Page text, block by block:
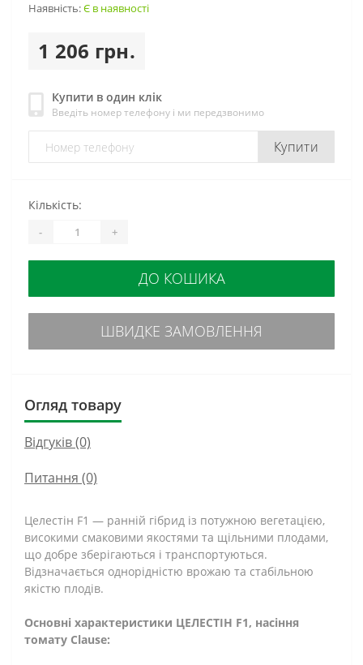
Наявність:Є в наявності
1 206 грн.
Купити в один клік
Введіть номер телефону і ми передзвонимо
Купити
Кількість:
- +
ДО КОШИКА
ШВИДКЕ ЗАМОВЛЕННЯ
Огляд товару
Відгуків (0)
Питання (0)
Целестін F1 — ранній гібрид із потужною вегетацією,
високими смаковими якостями та щільними плодами,
що добре зберігаються і транспортуються.
Відзначається однорідністю врожаю та стабільною
якістю плодів.
Основні характеристики ЦЕЛЕСТІН F1, насіння
томату Clause:​